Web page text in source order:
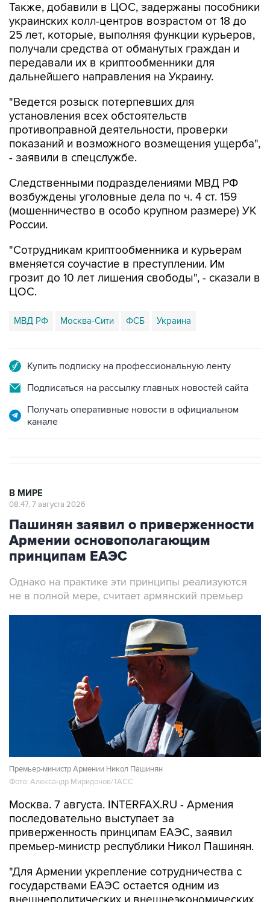
Также, добавили в ЦОС, задержаны пособники
украинских колл-центров возрастом от 18 до
25 лет, которые, выполняя функции курьеров,
получали средства от обманутых граждан и
передавали их в криптообменники для
дальнейшего направления на Украину.
"Ведется розыск потерпевших для
установления всех обстоятельств
противоправной деятельности, проверки
показаний и возможного возмещения ущерба",
- заявили в спецслужбе.
Следственными подразделениями МВД РФ
возбуждены уголовные дела по ч. 4 ст. 159
(мошенничество в особо крупном размере) УК
России.
"Сотрудникам криптообменника и курьерам
вменяется соучастие в преступлении. Им
грозит до 10 лет лишения свободы", - сказали в
ЦОС.
МВД РФ Москва-Сити ФСБ Украина
Купить подписку на профессиональную ленту
Подписаться на рассылку главных новостей сайта
Получать оперативные новости в официальном
канале
В МИРЕ
08:47, 7 августа 2026
Пашинян заявил о приверженности
Армении основополагающим
принципам ЕАЭС
Однако на практике эти принципы реализуются
не в полной мере, считает армянский премьер
Премьер-министр Армении Никол Пашинян
Фото: Александр Миридонов/ТАСС
Москва. 7 августа. INTERFAX.RU - Армения
последовательно выступает за
приверженность принципам ЕАЭС, заявил
премьер-министр республики Никол Пашинян.
"Для Армении укрепление сотрудничества с
государствами ЕАЭС остается одним из